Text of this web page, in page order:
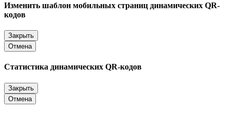
Изменить шаблон мобильных страниц динамических QR-
кодов
Закрыть
Отмена
Статистика динамических QR-кодов
Закрыть
Отмена